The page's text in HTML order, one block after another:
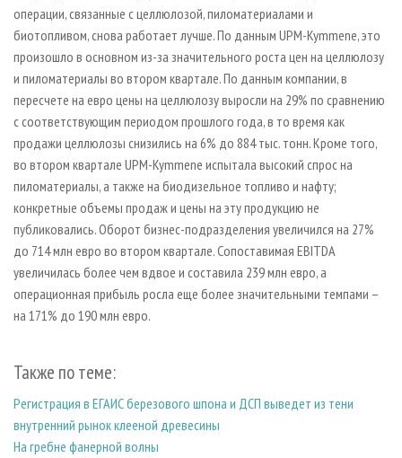
операции, связанные с целлюлозой, пиломатериалами и
биотопливом, снова работает лучше. По данным UPM-Kymmene, это
произошло в основном из-за значительного роста цен на целлюлозу
и пиломатериалы во втором квартале. По данным компании, в
пересчете на евро цены на целлюлозу выросли на 29% по сравнению
с соответствующим периодом прошлого года, в то время как
продажи целлюлозы снизились на 6% до 884 тыс. тонн. Кроме того,
во втором квартале UPM-Kymmene испытала высокий спрос на
пиломатериалы, а также на биодизельное топливо и нафту;
конкретные объемы продаж и цены на эту продукцию не
публиковались. Оборот бизнес-подразделения увеличился на 27%
до 714 млн евро во втором квартале. Сопоставимая EBITDA
увеличилась более чем вдвое и составила 239 млн евро, а
операционная прибыль росла еще более значительными темпами –
на 171% до 190 млн евро.
Также по теме:
Регистрация в ЕГАИС березового шпона и ДСП выведет из тени
внутренний рынок клееной древесины
На гребне фанерной волны